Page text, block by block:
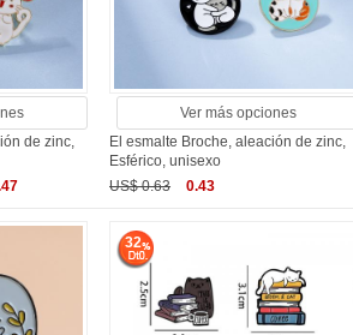
de zinc,
Ver más opciones
El esmalte Broche, aleación de zinc,
Esférico, unisexo
US$ 0.63
0.43
32